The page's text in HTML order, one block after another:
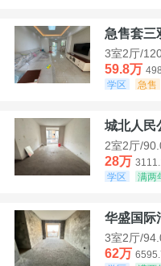
急售套三
3室2厅/
59.8万
学区
急售
城北人民
2室2厅/
28万
学区
满两
华盛国际
3室2厅/
62万